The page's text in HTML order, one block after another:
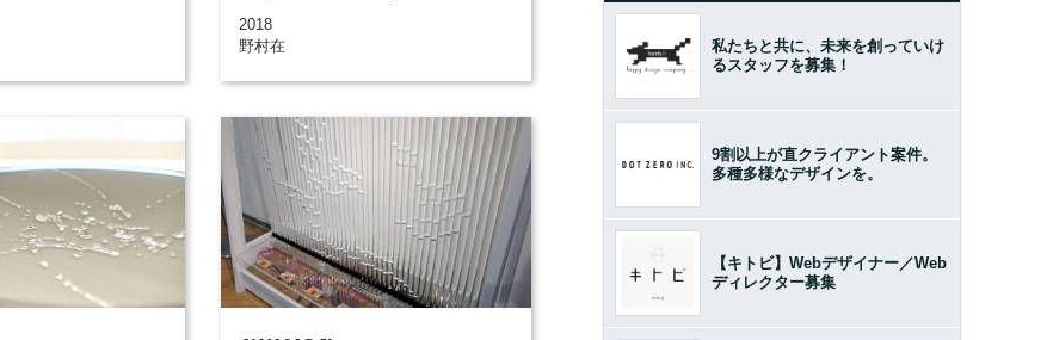
2018
野村在
私たちと共に、未来を創っていけ
るスタッフを募集！
9割以上が直クライアント案件。
多種多様なデザインを。
【キトビ】Webデザイナー／Web
ディレクター募集